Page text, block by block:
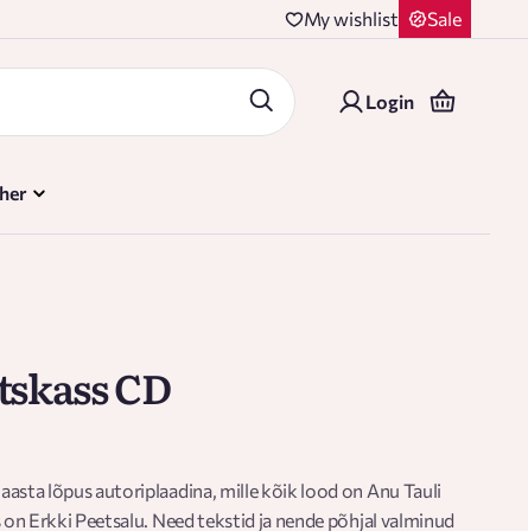
My wishlist Sale
Login
CD
lõpus autoriplaadina, mille kõik lood on Anu Tauli
Erkki Peetsalu. Need tekstid ja nende põhjal valminud